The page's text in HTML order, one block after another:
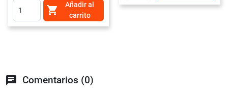

Añadir al
carrito
chat Comentarios (0)